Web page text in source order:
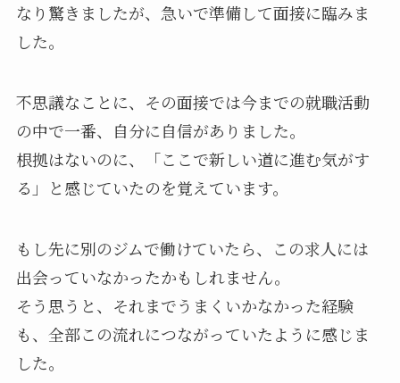
なり驚きましたが、急いで準備して面接に臨みま
した。
不思議なことに、その面接では今までの就職活動
の中で一番、自分に自信がありました。
根拠はないのに、「ここで新しい道に進む気がす
る」と感じていたのを覚えています。
もし先に別のジムで働けていたら、この求人には
出会っていなかったかもしれません。
そう思うと、それまでうまくいかなかった経験
も、全部この流れにつながっていたように感じま
した。